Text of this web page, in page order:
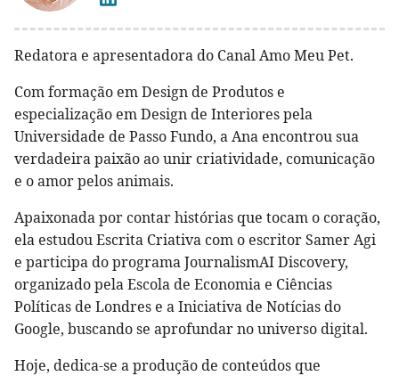
Redatora e apresentadora do Canal Amo Meu Pet.
Com formação em Design de Produtos e
especialização em Design de Interiores pela
Universidade de Passo Fundo, a Ana encontrou sua
verdadeira paixão ao unir criatividade, comunicação
e o amor pelos animais.
Apaixonada por contar histórias que tocam o coração,
ela estudou Escrita Criativa com o escritor Samer Agi
e participa do programa JournalismAI Discovery,
organizado pela Escola de Economia e Ciências
Políticas de Londres e a Iniciativa de Notícias do
Google, buscando se aprofundar no universo digital.
Hoje, dedica-se a produção de conteúdos que